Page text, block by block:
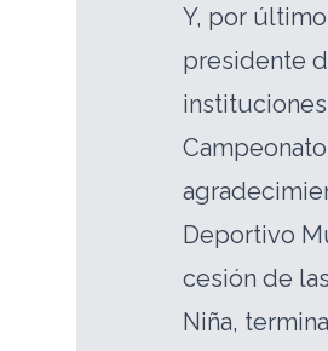
Y, por
presidente
Deportivo
cesión de
Niña,